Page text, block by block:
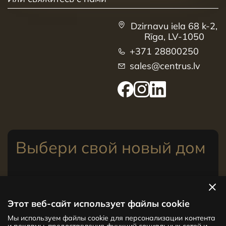
Этот веб-сайт использует файлы cookie
Мы используем файлы cookie для персонализации контента
Dzirnavu iela 68 k-2,
Rīga, LV-1050
+371 28800250
sales@centrus.lv
Выбери свой новый дом
Новый проект CENTRUS предлагает